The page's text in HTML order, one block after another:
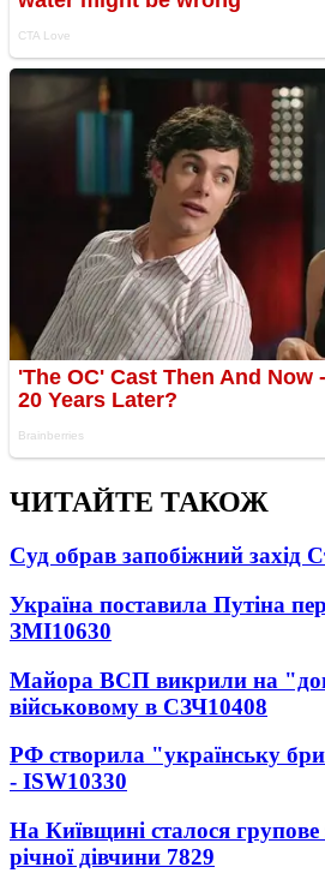
ЧИТАЙТЕ ТАКОЖ
Суд обрав запобіжний захід
Україна поставила Путіна
ЗМІ10630
Майора ВСП викрили на
військовому в СЗЧ10408
РФ створила "українську
- ISW10330
На Київщині сталося групове
річної дівчини 7829